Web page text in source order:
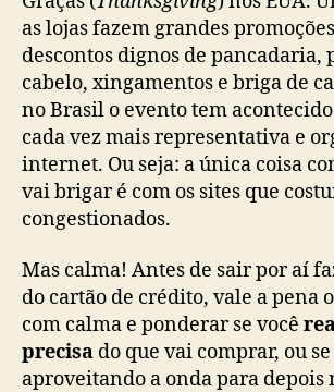
as lojas fazem grandes
descontos dignos de pancadaria,
cabelo, xingamentos e briga de
no Brasil o evento tem
cada vez mais representativa e
internet. Ou seja: a única coisa
vai brigar é com os sites que
congestionados.
Mas calma! Antes de sair por aí
do cartão de crédito, vale a pena
com calma e ponderar se você
precisa do que vai comprar, ou
aproveitando a onda para depois